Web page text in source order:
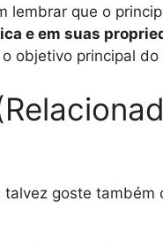
lembrar que o
e em suas
objetivo principal do
goste também